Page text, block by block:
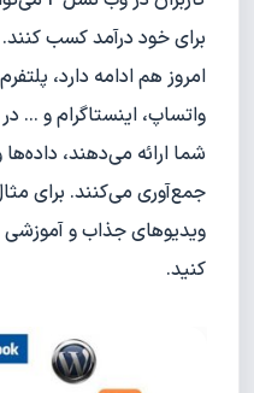
برای خود درآمد کسب کنند.
امروز هم ادامه دارد،
واتساپ، اینستاگرام و ...
شما ارائه می‌دهند،
جمع‌آوری می‌کنند. برای
ویدیوهای جذاب و آموزشی
کنید.